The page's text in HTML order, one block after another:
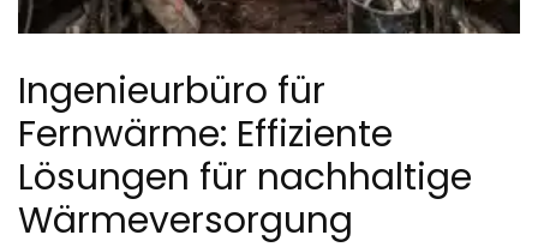
Ingenieurbüro für
Fernwärme: Effiziente
Lösungen für nachhaltige
Wärmeversorgung